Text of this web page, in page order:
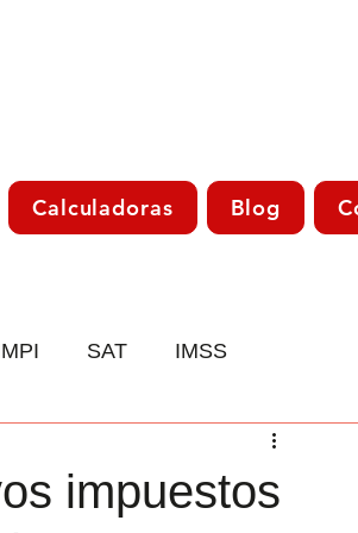
Calculadoras Blog
SAT IMSS
Asesoría Fiscal
impuestos